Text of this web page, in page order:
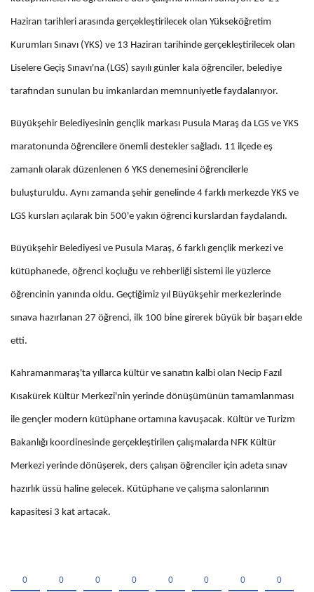
Haziran tarihleri arasında gerçekleştirilecek olan Yükseköğretim
Kurumları Sınavı (YKS) ve 13 Haziran tarihinde gerçekleştirilecek olan
Liselere Geçiş Sınavı'na (LGS) sayılı günler kala öğrenciler, belediye
tarafından sunulan bu imkanlardan memnuniyetle faydalanıyor.
Büyükşehir Belediyesinin gençlik markası Pusula Maraş da LGS ve YKS
maratonunda öğrencilere önemli destekler sağladı. 11 ilçede eş
zamanlı olarak düzenlenen 6 YKS denemesini öğrencilerle
buluşturuldu. Aynı zamanda şehir genelinde 4 farklı merkezde YKS ve
LGS kursları açılarak bin 500'e yakın öğrenci kurslardan faydalandı.
Büyükşehir Belediyesi ve Pusula Maraş, 6 farklı gençlik merkezi ve
kütüphanede, öğrenci koçluğu ve rehberliği sistemi ile yüzlerce
öğrencinin yanında oldu. Geçtiğimiz yıl Büyükşehir merkezlerinde
sınava hazırlanan 27 öğrenci, ilk 100 bine girerek büyük bir başarı elde
etti.
Kahramanmaraş'ta yıllarca kültür ve sanatın kalbi olan Necip Fazıl
Kısakürek Kültür Merkezi'nin yerinde dönüşümünün tamamlanması
ile gençler modern kütüphane ortamına kavuşacak. Kültür ve Turizm
Bakanlığı koordinesinde gerçekleştirilen çalışmalarda NFK Kültür
Merkezi yerinde dönüşerek, ders çalışan öğrenciler için adeta sınav
hazırlık üssü haline gelecek. Kütüphane ve çalışma salonlarının
kapasitesi 3 kat artacak.